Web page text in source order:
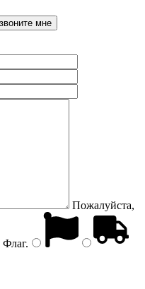
Пожалуйста,
Флаг.